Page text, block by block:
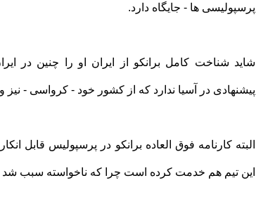
پرسپولیسی ها - جایگاه دارد.
شاید شناخت کامل برانکو از ایران او را چنین در
پیشنهادی در آسیا ندارد که از کشور خود - کرواسی - نیز
البته کارنامه فوق العاده برانکو در پرسپولیس قابل
این تیم هم خدمت کرده است چرا که ناخواسته سبب شد